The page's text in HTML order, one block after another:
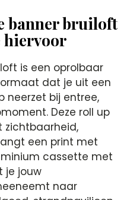
banner bruiloft
hiervoor
is een oprolbaar
dat je uit een
neerzet bij entree,
Deze roll up
zichtbaarheid,
een print met
cassette met
je jouw
naar